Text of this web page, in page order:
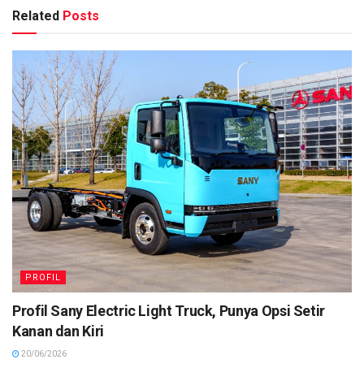
Related Posts
PROFIL
Profil Sany Electric Light Truck, Punya Opsi Setir
Kanan dan Kiri
20/06/2026